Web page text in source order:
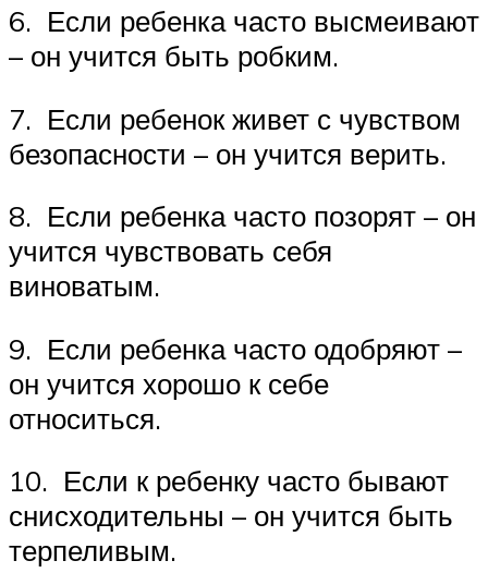
6. Если ребенка часто высмеивают
– он учится быть робким.
7. Если ребенок живет с чувством
безопасности – он учится верить.
8. Если ребенка часто позорят – он
учится чувствовать себя
виноватым.
9. Если ребенка часто одобряют –
он учится хорошо к себе
относиться.
10. Если к ребенку часто бывают
снисходительны – он учится быть
терпеливым.